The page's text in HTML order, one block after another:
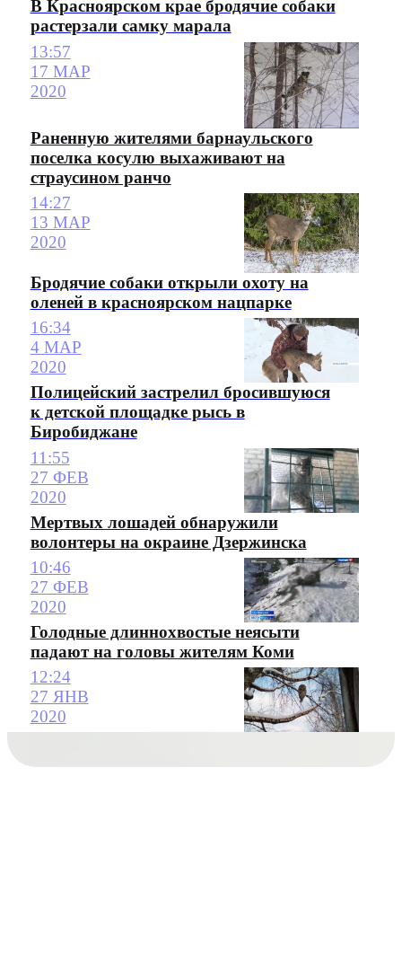
В Красноярском крае бродячие собаки
растерзали самку марала
13:57
17 МАР
2020
Раненную жителями барнаульского
поселка косулю выхаживают на
страусином ранчо
14:27
13 МАР
2020
Бродячие собаки открыли охоту на
оленей в красноярском нацпарке
16:34
4 МАР
2020
Полицейский застрелил бросившуюся
к детской площадке рысь в
Биробиджане
11:55
27 ФЕВ
2020
Мертвых лошадей обнаружили
волонтеры на окраине Дзержинска
10:46
27 ФЕВ
2020
Голодные длиннохвостые неясыти
падают на головы жителям Коми
12:24
27 ЯНВ
2020